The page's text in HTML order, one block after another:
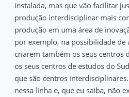
instalada, mas que vão facilitar
produção interdisciplinar mais
produção em uma área de
por exemplo, na possibilidade de
criarem também os seus centros
os seus centros de estudos do
que são centros
nessa linha e, que eu saiba, não